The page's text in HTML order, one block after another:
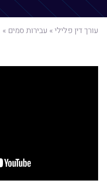
עורך דין פלילי» עבירות סמים »